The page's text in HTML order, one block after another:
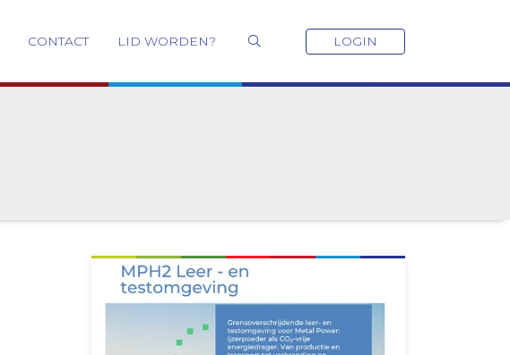
CONTACT LID WORDEN? LOGIN